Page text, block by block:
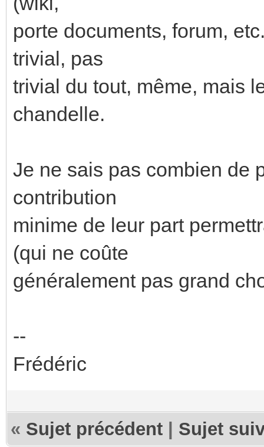
porte documents, forum,
trivial, pas
trivial du tout, même, mais
chandelle.
Je ne sais pas combien de
contribution
minime de leur part
(qui ne coûte
généralement pas grand
--
Frédéric
« Sujet précédent Sujet